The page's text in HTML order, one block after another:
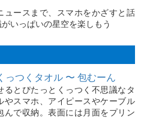
ュースまで、スマホをかざすと話
いっぱいの星空を楽しもう
っつくタオル 〜 包むーん
るとぴたっとくっつく不思議なタ
やスマホ、アイピースやケーブル
んで収納。表面には月面をプリン